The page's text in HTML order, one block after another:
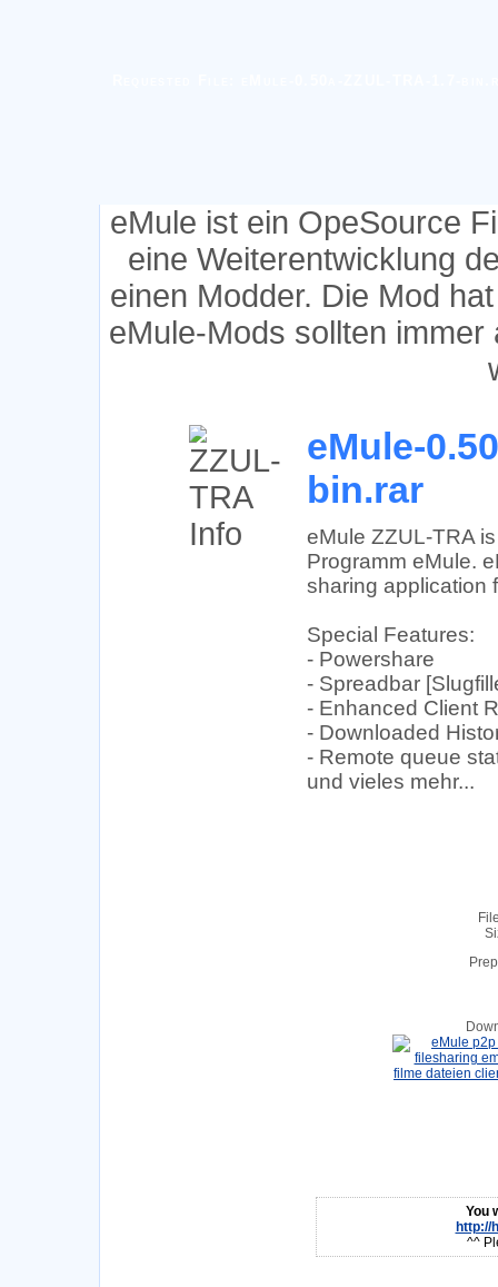
eMule ist ein OpeSource
eine Weiterentwicklung
einen Modder. Die Mod
eMule-Mods sollten
eMule-
bin.rar
eMule ZZUL-TRA
Programm eMule.
sharing application
Special Features:
- Powershare
- Spreadbar
- Enhanced Client
- Downloaded
- Remote queue
und vieles mehr...
You
http://
^^